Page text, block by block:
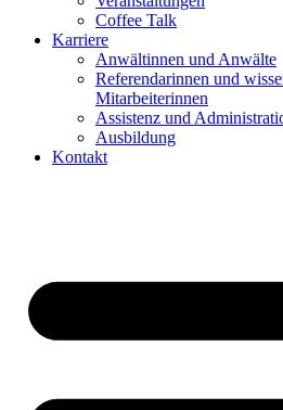
Coffee Talk
Karriere
Anwältinnen und Anwälte
Referendarinnen und
Mitarbeiterinnen
Assistenz und
Ausbildung
Kontakt